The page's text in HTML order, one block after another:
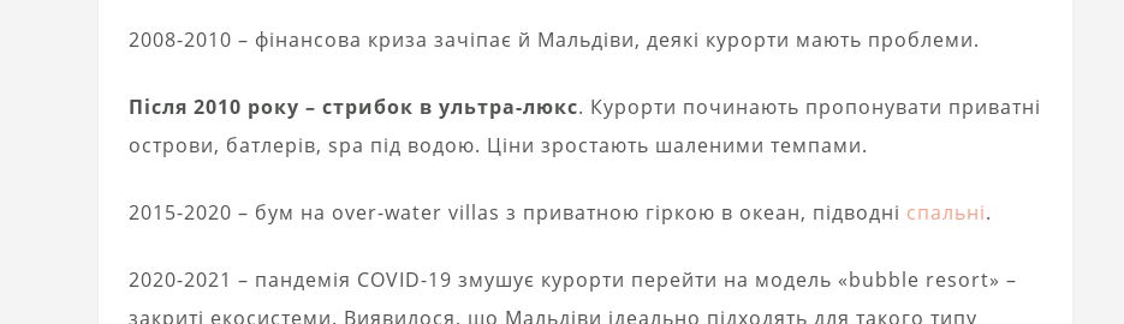
2008-2010 – фінансова криза зачіпає й Мальдіви, деякі курорти мають проблеми.
Після 2010 року – стрибок в ультра-люкс. Курорти починають пропонувати приватні
острови, батлерів, spa під водою. Ціни зростають шаленими темпами.
2015-2020 – бум на over-water villas з приватною гіркою в океан, підводні спальні.
2020-2021 – пандемія COVID-19 змушує курорти перейти на модель «bubble resort» –
закриті екосистеми. Виявилося, що Мальдіви ідеально підходять для такого типу